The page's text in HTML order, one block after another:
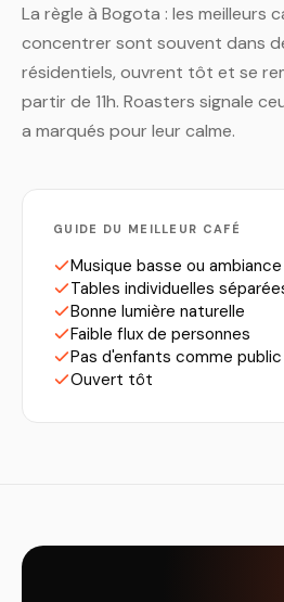
La règle à Bogota : les meilleurs
concentrer sont souvent dans
résidentiels, ouvrent tôt et se
partir de 11h. Roasters signale
a marqués pour leur calme.
GUIDE DU MEILLEUR CAFÉ
Musique basse ou
Tables individuelles
Bonne lumière naturelle
Faible flux de personnes
Pas d'enfants comme
Ouvert tôt